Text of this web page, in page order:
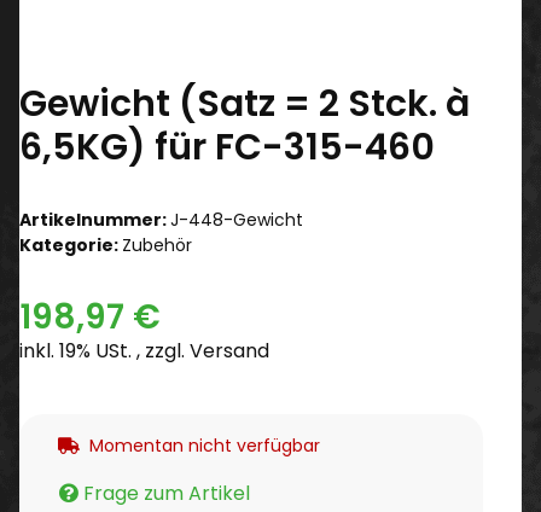
Gewicht (Satz = 2 Stck. à
6,5KG) für FC-315-460
Artikelnummer:J-448-Gewicht
Kategorie: Zubehör
198,97 €
inkl. 19% USt. , zzgl. Versand
Momentan nicht verfügbar
Frage zum Artikel